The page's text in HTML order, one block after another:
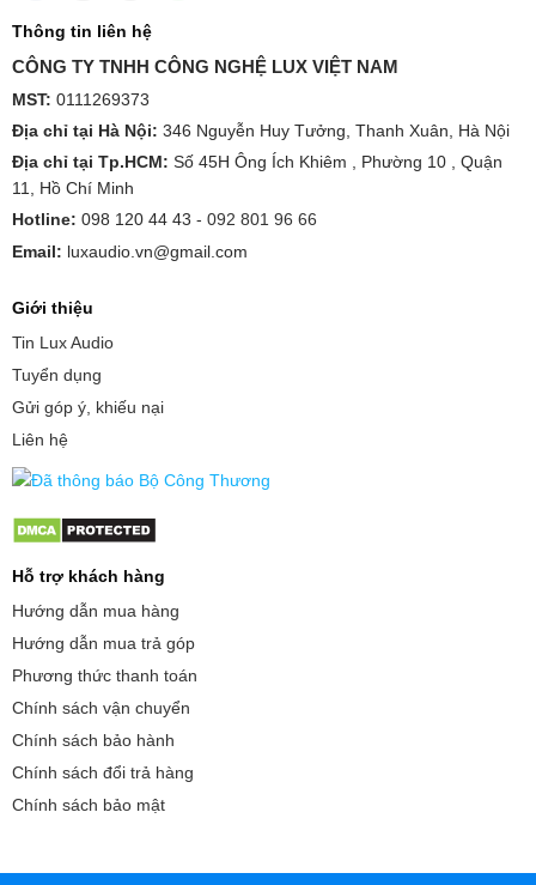
Thông tin liên hệ
CÔNG TY TNHH CÔNG NGHỆ LUX VIỆT NAM
MST: 0111269373
Địa chỉ tại Hà Nội: 346 Nguyễn Huy Tưởng, Thanh Xuân, Hà Nội
Địa chỉ tại Tp.HCM: Số 45H Ông Ích Khiêm , Phường 10 , Quận
11, Hồ Chí Minh
Hotline: 098 120 44 43 - 092 801 96 66
Email: luxaudio.vn@gmail.com
Giới thiệu
Tin Lux Audio
Tuyển dụng
Gửi góp ý, khiếu nại
Liên hệ
Hỗ trợ khách hàng
Hướng dẫn mua hàng
Hướng dẫn mua trả góp
Phương thức thanh toán
Chính sách vận chuyển
Chính sách bảo hành
Chính sách đổi trả hàng
Chính sách bảo mật